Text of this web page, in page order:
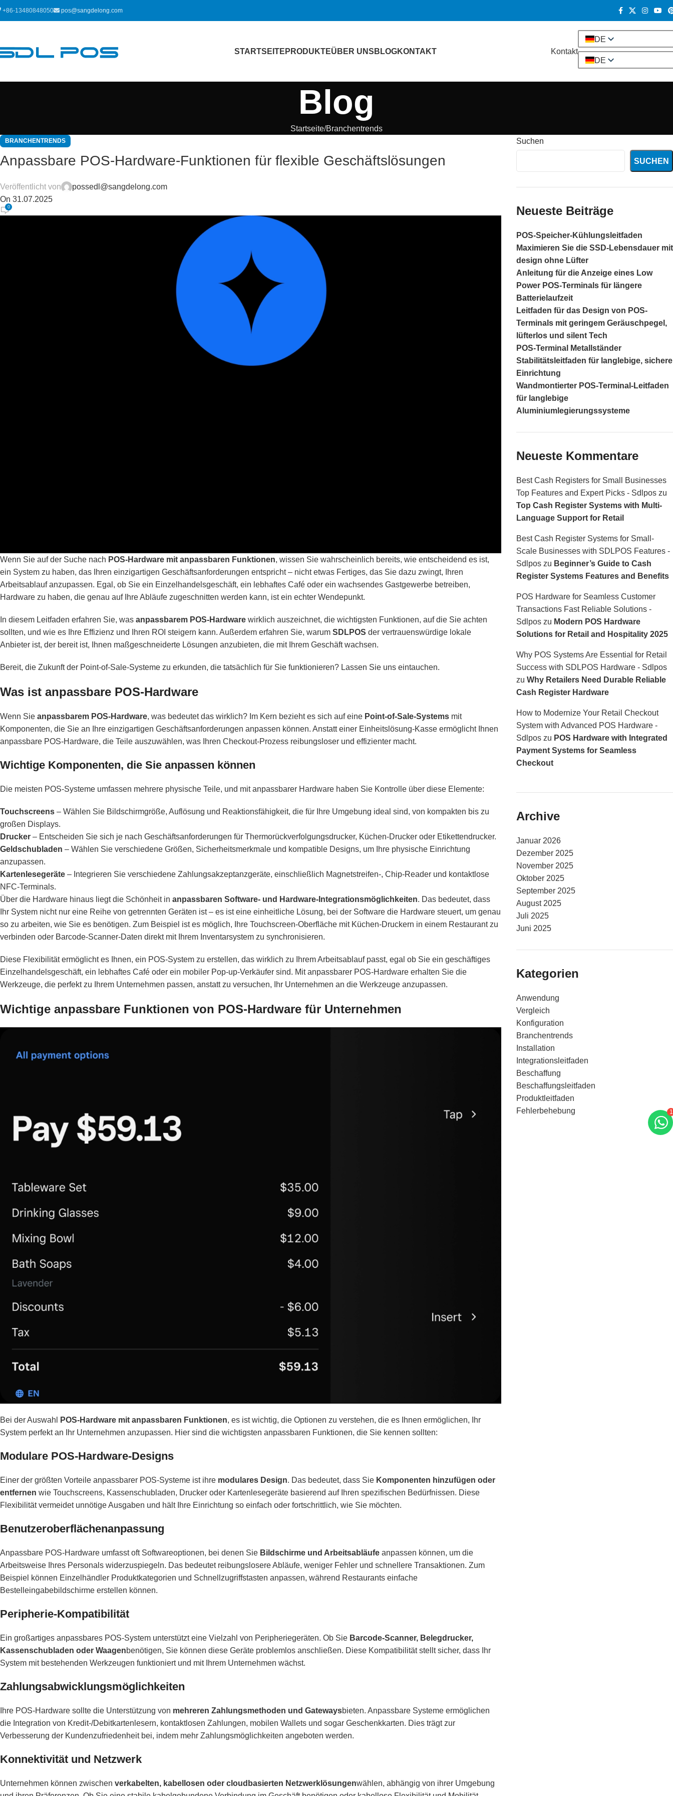
+86-13480848050 pos@sangdelong.com
STARTSEITE PRODUKTEÜBER UNS BLOGKONTAKT Kontakt
DE
DE
Blog
Startseite Branchentrends
BRANCHENTRENDS
Anpassbare POS-Hardware-Funktionen für flexible Geschäftslösungen
Veröffentlicht von
possedl@sangdelong.com
On 31.07.2025
0
Wenn Sie auf der Suche nach POS-Hardware mit anpassbaren Funktionen, wissen Sie wahrscheinlich bereits, wie entscheidend es ist,
ein System zu haben, das Ihren einzigartigen Geschäftsanforderungen entspricht – nicht etwas Fertiges, das Sie dazu zwingt, Ihren
Arbeitsablauf anzupassen. Egal, ob Sie ein Einzelhandelsgeschäft, ein lebhaftes Café oder ein wachsendes Gastgewerbe betreiben,
Hardware zu haben, die genau auf Ihre Abläufe zugeschnitten werden kann, ist ein echter Wendepunkt.
In diesem Leitfaden erfahren Sie, was anpassbarem POS-Hardware wirklich auszeichnet, die wichtigsten Funktionen, auf die Sie achten
sollten, und wie es Ihre Effizienz und Ihren ROI steigern kann. Außerdem erfahren Sie, warum SDLPOS der vertrauenswürdige lokale
Anbieter ist, der bereit ist, Ihnen maßgeschneiderte Lösungen anzubieten, die mit Ihrem Geschäft wachsen.
Bereit, die Zukunft der Point-of-Sale-Systeme zu erkunden, die tatsächlich für Sie funktionieren? Lassen Sie uns eintauchen.
Was ist anpassbare POS-Hardware
Wenn Sie anpassbarem POS-Hardware, was bedeutet das wirklich? Im Kern bezieht es sich auf eine Point-of-Sale-Systems mit
Komponenten, die Sie an Ihre einzigartigen Geschäftsanforderungen anpassen können. Anstatt einer Einheitslösung-Kasse ermöglicht Ihnen
anpassbare POS-Hardware, die Teile auszuwählen, was Ihren Checkout-Prozess reibungsloser und effizienter macht.
Wichtige Komponenten, die Sie anpassen können
Die meisten POS-Systeme umfassen mehrere physische Teile, und mit anpassbarer Hardware haben Sie Kontrolle über diese Elemente:
Touchscreens – Wählen Sie Bildschirmgröße, Auflösung und Reaktionsfähigkeit, die für Ihre Umgebung ideal sind, von kompakten bis zu
großen Displays.
Drucker – Entscheiden Sie sich je nach Geschäftsanforderungen für Thermorückverfolgungsdrucker, Küchen-Drucker oder Etikettendrucker.
Geldschubladen – Wählen Sie verschiedene Größen, Sicherheitsmerkmale und kompatible Designs, um Ihre physische Einrichtung
anzupassen.
Kartenlesegeräte – Integrieren Sie verschiedene Zahlungsakzeptanzgeräte, einschließlich Magnetstreifen-, Chip-Reader und kontaktlose
NFC-Terminals.
Über die Hardware hinaus liegt die Schönheit in anpassbaren Software- und Hardware-Integrationsmöglichkeiten. Das bedeutet, dass
Ihr System nicht nur eine Reihe von getrennten Geräten ist – es ist eine einheitliche Lösung, bei der Software die Hardware steuert, um genau
so zu arbeiten, wie Sie es benötigen. Zum Beispiel ist es möglich, Ihre Touchscreen-Oberfläche mit Küchen-Druckern in einem Restaurant zu
verbinden oder Barcode-Scanner-Daten direkt mit Ihrem Inventarsystem zu synchronisieren.
Diese Flexibilität ermöglicht es Ihnen, ein POS-System zu erstellen, das wirklich zu Ihrem Arbeitsablauf passt, egal ob Sie ein geschäftiges
Einzelhandelsgeschäft, ein lebhaftes Café oder ein mobiler Pop-up-Verkäufer sind. Mit anpassbarer POS-Hardware erhalten Sie die
Werkzeuge, die perfekt zu Ihrem Unternehmen passen, anstatt zu versuchen, Ihr Unternehmen an die Werkzeuge anzupassen.
Wichtige anpassbare Funktionen von POS-Hardware für Unternehmen
Bei der Auswahl POS-Hardware mit anpassbaren Funktionen, es ist wichtig, die Optionen zu verstehen, die es Ihnen ermöglichen, Ihr
System perfekt an Ihr Unternehmen anzupassen. Hier sind die wichtigsten anpassbaren Funktionen, die Sie kennen sollten:
Modulare POS-Hardware-Designs
Einer der größten Vorteile anpassbarer POS-Systeme ist ihre modulares Design. Das bedeutet, dass Sie Komponenten hinzufügen oder
entfernen wie Touchscreens, Kassenschubladen, Drucker oder Kartenlesegeräte basierend auf Ihren spezifischen Bedürfnissen. Diese
Flexibilität vermeidet unnötige Ausgaben und hält Ihre Einrichtung so einfach oder fortschrittlich, wie Sie möchten.
Benutzeroberflächenanpassung
Anpassbare POS-Hardware umfasst oft Softwareoptionen, bei denen Sie Bildschirme und Arbeitsabläufe anpassen können, um die
Arbeitsweise Ihres Personals widerzuspiegeln. Das bedeutet reibungslosere Abläufe, weniger Fehler und schnellere Transaktionen. Zum
Beispiel können Einzelhändler Produktkategorien und Schnellzugriffstasten anpassen, während Restaurants einfache
Bestelleingabebildschirme erstellen können.
Peripherie-Kompatibilität
Ein großartiges anpassbares POS-System unterstützt eine Vielzahl von Peripheriegeräten. Ob Sie Barcode-Scanner, Belegdrucker,
Kassenschubladen oder Waagenbenötigen, Sie können diese Geräte problemlos anschließen. Diese Kompatibilität stellt sicher, dass Ihr
System mit bestehenden Werkzeugen funktioniert und mit Ihrem Unternehmen wächst.
Zahlungsabwicklungsmöglichkeiten
Ihre POS-Hardware sollte die Unterstützung von mehreren Zahlungsmethoden und Gatewaysbieten. Anpassbare Systeme ermöglichen
die Integration von Kredit-/Debitkartenlesern, kontaktlosen Zahlungen, mobilen Wallets und sogar Geschenkkarten. Dies trägt zur
Verbesserung der Kundenzufriedenheit bei, indem mehr Zahlungsmöglichkeiten angeboten werden.
Konnektivität und Netzwerk
Unternehmen können zwischen verkabelten, kabellosen oder cloudbasierten Netzwerklösungenwählen, abhängig von ihrer Umgebung
Suchen
SUCHEN
Neueste Beiträge
POS-Speicher-Kühlungsleitfaden
Maximieren Sie die SSD-Lebensdauer mit
design ohne Lüfter
Anleitung für die Anzeige eines Low
Power POS-Terminals für längere
Batterielaufzeit
Leitfaden für das Design von POS-
Terminals mit geringem Geräuschpegel,
lüfterlos und silent Tech
POS-Terminal Metallständer
Stabilitätsleitfaden für langlebige, sichere
Einrichtung
Wandmontierter POS-Terminal-Leitfaden
für langlebige
Aluminiumlegierungssysteme
Neueste Kommentare
Best Cash Registers for Small Businesses
Top Features and Expert Picks - Sdlposzu
Top Cash Register Systems with Multi-
Language Support for Retail
Best Cash Register Systems for Small-
Scale Businesses with SDLPOS Features -
Sdlposzu Beginner’s Guide to Cash
Register Systems Features and Benefits
POS Hardware for Seamless Customer
Transactions Fast Reliable Solutions -
Sdlposzu Modern POS Hardware
Solutions for Retail and Hospitality 2025
Why POS Systems Are Essential for Retail
Success with SDLPOS Hardware - Sdlpos
zu Why Retailers Need Durable Reliable
Cash Register Hardware
How to Modernize Your Retail Checkout
System with Advanced POS Hardware -
Sdlposzu POS Hardware with Integrated
Payment Systems for Seamless
Checkout
Archive
Januar 2026
Dezember 2025
November 2025
Oktober 2025
September 2025
August 2025
Juli 2025
Juni 2025
Kategorien
Anwendung
Vergleich
Konfiguration
Branchentrends
Installation
Integrationsleitfaden
Beschaffung
Beschaffungsleitfaden
Produktleitfaden
Fehlerbehebung
1